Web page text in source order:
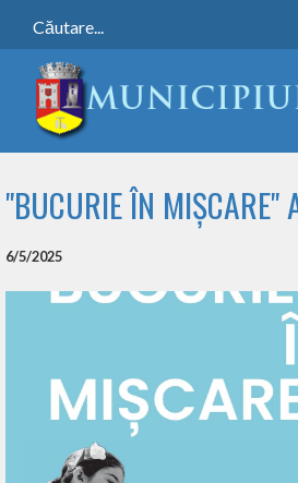
"BUCURIE ÎN MIȘCARE"
6/5/2025